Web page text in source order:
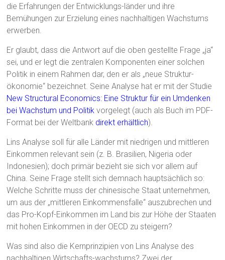
die Erfahrungen der Entwicklungs-länder und ihre
Bemühungen zur Erzielung eines nachhaltigen Wachstums
erwerben.
Er glaubt, dass die Antwort auf die oben gestellte Frage „ja“
sei, und er legt die zentralen Komponenten einer solchen
Politik in einem Rahmen dar, den er als „neue Struktur-
ökonomie“ bezeichnet. Seine Analyse hat er mit der Studie
New Structural Economics: Eine Struktur für ein Umdenken
bei Wachstum und Politik vorgelegt (auch als Buch im PDF-
Format bei der Weltbank direkt erhältlich).
Lins Analyse soll für alle Länder mit niedrigen und mittleren
Einkommen relevant sein (z. B. Brasilien, Nigeria oder
Indonesien); doch primär bezieht sie sich vor allem auf
China. Seine Frage stellt sich demnach hauptsächlich so:
Welche Schritte muss der chinesische Staat unternehmen,
um aus der „mittleren Einkommensfalle“ auszubrechen und
das Pro-Kopf-Einkommen im Land bis zur Höhe der Staaten
mit hohen Einkommen in der OECD zu steigern?
Was sind also die Kernprinzipien von Lins Analyse des